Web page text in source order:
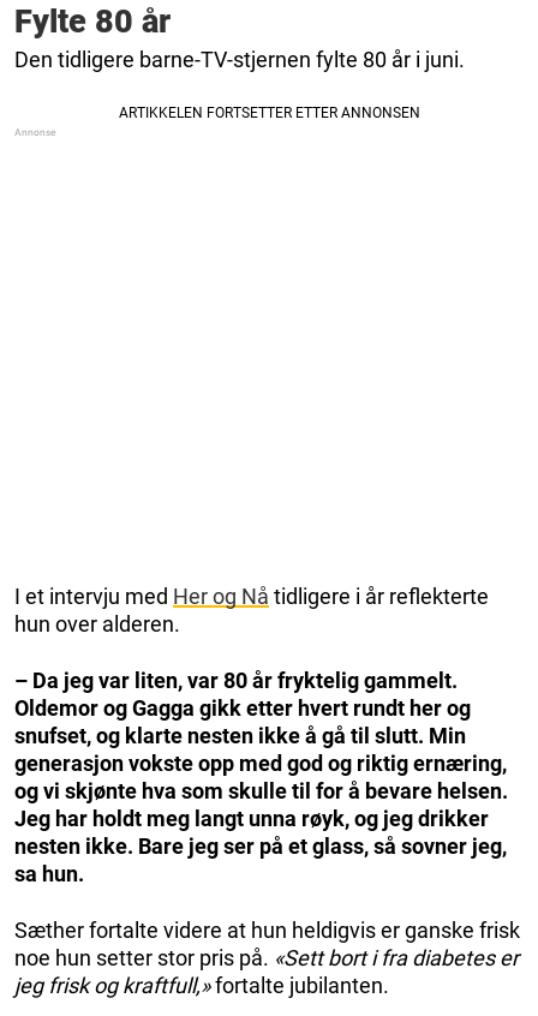
Fylte 80 år
Den tidligere barne-TV-stjernen fylte 80 år i juni.
I et intervju med Her og Nå tidligere i år reflekterte
hun over alderen.
– Da jeg var liten, var 80 år fryktelig gammelt.
Oldemor og Gagga gikk etter hvert rundt her og
snufset, og klarte nesten ikke å gå til slutt. Min
generasjon vokste opp med god og riktig ernæring,
og vi skjønte hva som skulle til for å bevare helsen.
Jeg har holdt meg langt unna røyk, og jeg drikker
nesten ikke. Bare jeg ser på et glass, så sovner jeg,
sa hun.
Sæther fortalte videre at hun heldigvis er ganske frisk
noe hun setter stor pris på. «Sett bort i fra diabetes er
jeg frisk og kraftfull,»fortalte jubilanten.